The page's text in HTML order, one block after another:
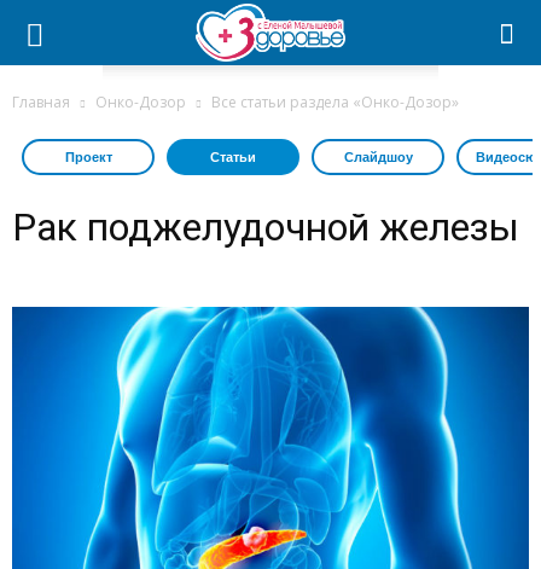
Главная Онко-Дозор Все статьи раздела «Онко-Дозор»
Проект Статьи Слайдшоу
Рак поджелудочной железы